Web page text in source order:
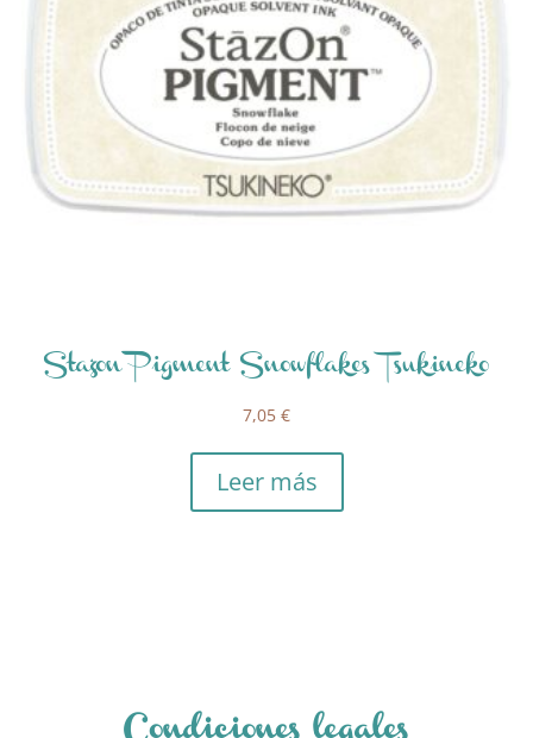
Stazon Pigment Snowflakes Tsukineko
7,05 €
Leer más
Condiciones legales